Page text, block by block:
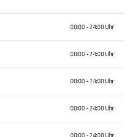
00:00 - 24:00 Uhr
00:00 - 24:00 Uhr
00:00 - 24:00 Uhr
00:00 - 24:00 Uhr
00:00 - 24:00 Uhr